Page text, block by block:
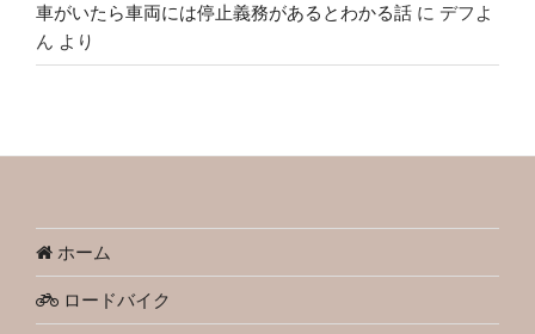
車がいたら車両には停止義務があるとわかる話 に デフよ
ん より
ホーム
ロードバイク